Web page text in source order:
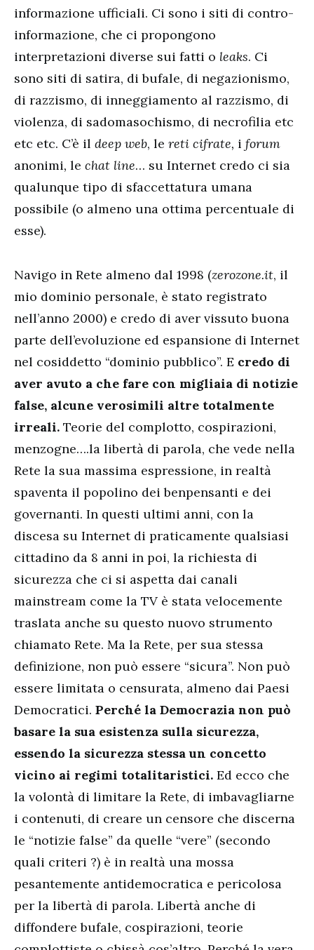
informazione ufficiali. Ci sono i siti di contro-
informazione, che ci propongono
interpretazioni diverse sui fatti o leaks. Ci
sono siti di satira, di bufale, di negazionismo,
di razzismo, di inneggiamento al razzismo, di
violenza, di sadomasochismo, di necrofilia etc
etc etc. C’è il deep web, le reti cifrate, i forum
anonimi, le chat line… su Internet credo ci sia
qualunque tipo di sfaccettatura umana
possibile (o almeno una ottima percentuale di
esse).
Navigo in Rete almeno dal 1998 (zerozone.it, il
mio dominio personale, è stato registrato
nell’anno 2000) e credo di aver vissuto buona
parte dell’evoluzione ed espansione di Internet
nel cosiddetto “dominio pubblico”. E credo di
aver avuto a che fare con migliaia di notizie
false, alcune verosimili altre totalmente
irreali. Teorie del complotto, cospirazioni,
menzogne….la libertà di parola, che vede nella
Rete la sua massima espressione, in realtà
spaventa il popolino dei benpensanti e dei
governanti. In questi ultimi anni, con la
discesa su Internet di praticamente qualsiasi
cittadino da 8 anni in poi, la richiesta di
sicurezza che ci si aspetta dai canali
mainstream come la TV è stata velocemente
traslata anche su questo nuovo strumento
chiamato Rete. Ma la Rete, per sua stessa
definizione, non può essere “sicura”. Non può
essere limitata o censurata, almeno dai Paesi
Democratici. Perché la Democrazia non può
basare la sua esistenza sulla sicurezza,
essendo la sicurezza stessa un concetto
vicino ai regimi totalitaristici. Ed ecco che
la volontà di limitare la Rete, di imbavagliarne
i contenuti, di creare un censore che discerna
le “notizie false” da quelle “vere” (secondo
quali criteri ?) è in realtà una mossa
pesantemente antidemocratica e pericolosa
per la libertà di parola. Libertà anche di
diffondere bufale, cospirazioni, teorie